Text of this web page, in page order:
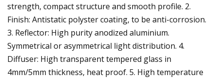
strength, compact structure and smooth profile. 2.
Finish: Antistatic polyster coating, to be anti-corrosion.
3. Reflector: High purity anodized aluminium.
Symmetrical or asymmetrical light distribution. 4.
Diffuser: High transparent tempered glass in
4mm/5mm thickness, heat proof. 5. High temperature